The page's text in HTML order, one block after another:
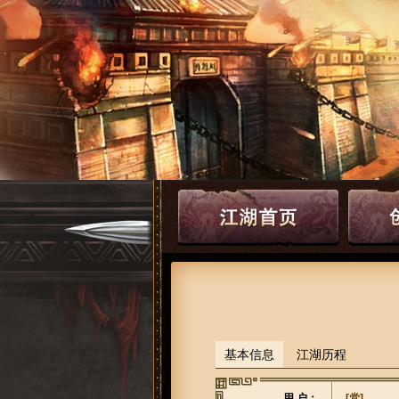
基本信息 江湖历程